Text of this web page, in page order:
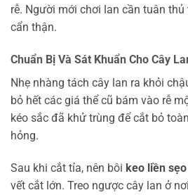
rễ. Người mới chơi lan cần tuân
cẩn thận.
Chuẩn Bị Và Sát Khuẩn Cho Cây
Nhẹ nhàng tách cây lan ra khỏi
bỏ hết các giá thể cũ bám vào rễ
kéo sắc đã khử trùng để cắt bỏ
hỏng.
Sau khi cắt tỉa, nên bôi keo liền sẹo
vết cắt lớn. Treo ngược cây lan ở